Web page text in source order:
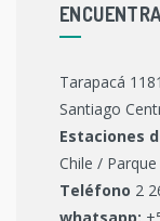
Tarapacá
Santiago
Estaciones
Chile /
Teléfono 2